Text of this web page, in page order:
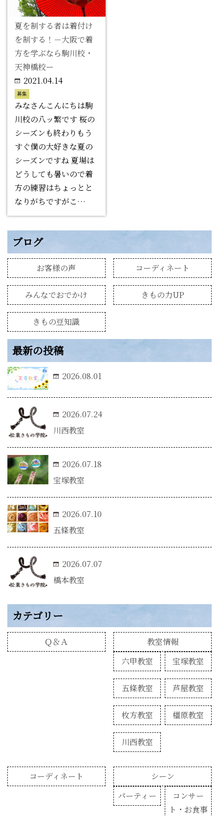
夏を制する者は着付け
を制する！－大阪で着
方を学ぶなら駒川校・
天神橋校ー
2021.04.14
募集
みなさんこんにちは駒
川校の八ッ繁です 桜の
シーズンも終わりもう
すぐ僕の大好きな夏の
シーズンですね 夏場は
どうしても暑いので着
方の練習はちょっとと
なりがちですがこ…
ブログ
お客様の声 コーディネート
みんなでおでかけ きもの力UP
きもの豆知識
最新の投稿
2026.08.01
川西教室
2026.07.24
宝塚教室
2026.07.18
五條教室
2026.07.10
橋本教室
2026.07.07
カテゴリー
Ｑ＆Ａ
教室情報
六甲教室
宝塚教室
五條教室 芦屋教室
枚方教室 橿原教室
川西教室
コーディネート
シーン
パーティー
コンサー
ト・お食事